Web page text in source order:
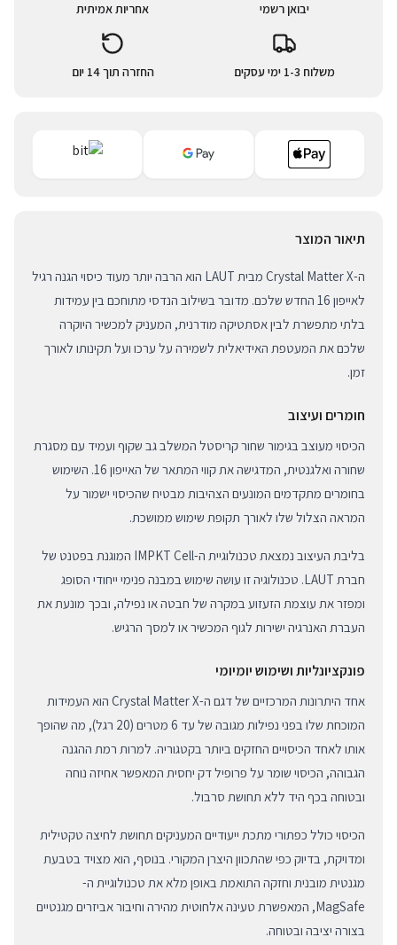
יבואן רשמי אחריות אמיתית
משלוח 1-3 ימי עסקים החזרה תוך 14 יום
תיאור המוצר
ה-Crystal Matter X מבית LAUT הוא הרבה יותר מעוד כיסוי הגנה רגיל
לאייפון 16 החדש שלכם. מדובר בשילוב הנדסי מתוחכם בין עמידות
בלתי מתפשרת לבין אסתטיקה מודרנית, המעניק למכשיר היוקרה
שלכם את המעטפת האידיאלית לשמירה על ערכו ועל תקינותו לאורך
זמן.
חומרים ועיצוב
הכיסוי מעוצב בגימור שחור קריסטל המשלב גב שקוף ועמיד עם מסגרת
שחורה ואלגנטית, המדגישה את קווי המתאר של האייפון 16. השימוש
בחומרים מתקדמים המונעים הצהיבות מבטיח שהכיסוי ישמור על
המראה הצלול שלו לאורך תקופת שימוש ממושכת.
בליבת העיצוב נמצאת טכנולוגיית ה-IMPKT Cell המוגנת בפטנט של
חברת LAUT. טכנולוגיה זו עושה שימוש במבנה פנימי ייחודי הסופג
ומפזר את עוצמת הזעזוע במקרה של חבטה או נפילה, ובכך מונעת את
העברת האנרגיה ישירות לגוף המכשיר או למסך הרגיש.
פונקציונליות ושימוש יומיומי
אחד היתרונות המרכזיים של דגם ה-Crystal Matter X הוא העמידות
המוכחת שלו בפני נפילות מגובה של עד 6 מטרים (20 רגל), מה שהופך
אותו לאחד הכיסויים החזקים ביותר בקטגוריה. למרות רמת ההגנה
הגבוהה, הכיסוי שומר על פרופיל דק יחסית המאפשר אחיזה נוחה
ובטוחה בכף היד ללא תחושת סרבול.
הכיסוי כולל כפתורי מתכת ייעודיים המעניקים תחושת לחיצה טקטילית
ומדויקת, בדיוק כפי שהתכוון היצרן המקורי. בנוסף, הוא מצויד בטבעת
מגנטית מובנית וחזקה התואמת באופן מלא את טכנולוגיית ה-
MagSafe, המאפשרת טעינה אלחוטית מהירה וחיבור אביזרים מגנטיים
בצורה יציבה ובטוחה.